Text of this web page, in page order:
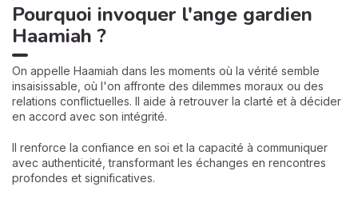
Pourquoi invoquer l'ange gardien
Haamiah ?
On appelle Haamiah dans les moments où la vérité semble
insaisissable, où l'on affronte des dilemmes moraux ou des
relations conflictuelles. Il aide à retrouver la clarté et à décider
en accord avec son intégrité.
Il renforce la confiance en soi et la capacité à communiquer
avec authenticité, transformant les échanges en rencontres
profondes et significatives.